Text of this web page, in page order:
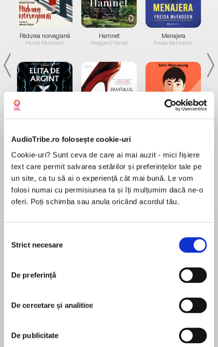
AudioTribe.ro folosește cookie-uri
Cookie-uri? Sunt ceva de care ai mai auzit - mici fișiere
text care permit salvarea setărilor și preferințelor tale pe
un site, ca tu să ai o experiență cât mai bună. Le vom
folosi numai cu permisiunea ta și îți mulțumim dacă ne-o
oferi. Poți schimba sau anula oricând acordul tău.
consimțământului
Strict necesare
De preferință
De cercetare și analitice
De publicitate
Pădurea norvegiană
Haruki Murakami
Hamnet
Maggie O'Farrell
Menajera
Freida McFadden
Desprecarte
Fan favorite author Kasie West delivers an
Jenny Han and Huntley Fitzpatrick.
for as long as she can remember. So when she
alongside one of Hollywood’s hottest actors,
she doesn’t hesitate to accept the part.
But Lacey quickly learns that life in the spotlight
În acest moment nu există recenzii